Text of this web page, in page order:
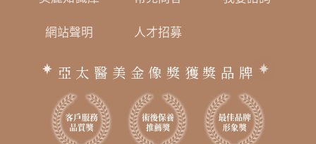
網站聲明 人才招募
亞太醫美金像獎獲獎品牌